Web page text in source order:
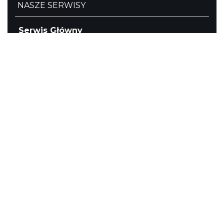
NASZE SERWISY
Serwis Główny